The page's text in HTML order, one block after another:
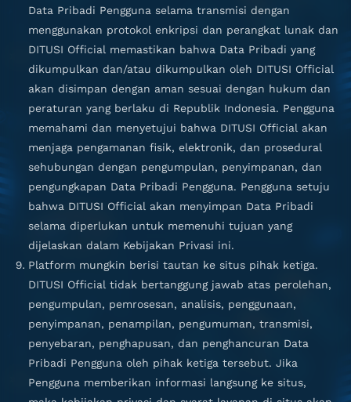
Data Pribadi Pengguna selama transmisi dengan
menggunakan protokol enkripsi dan perangkat lunak dan
DITUSI Official memastikan bahwa Data Pribadi yang
dikumpulkan dan/atau dikumpulkan oleh DITUSI Official
akan disimpan dengan aman sesuai dengan hukum dan
peraturan yang berlaku di Republik Indonesia. Pengguna
memahami dan menyetujui bahwa DITUSI Official akan
menjaga pengamanan fisik, elektronik, dan prosedural
sehubungan dengan pengumpulan, penyimpanan, dan
pengungkapan Data Pribadi Pengguna. Pengguna setuju
bahwa DITUSI Official akan menyimpan Data Pribadi
selama diperlukan untuk memenuhi tujuan yang
dijelaskan dalam Kebijakan Privasi ini.
Platform mungkin berisi tautan ke situs pihak ketiga.
DITUSI Official tidak bertanggung jawab atas perolehan,
pengumpulan, pemrosesan, analisis, penggunaan,
penyimpanan, penampilan, pengumuman, transmisi,
penyebaran, penghapusan, dan penghancuran Data
Pribadi Pengguna oleh pihak ketiga tersebut. Jika
Pengguna memberikan informasi langsung ke situs,